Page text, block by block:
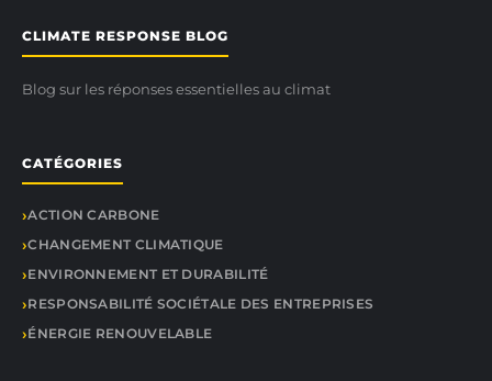
CLIMATE RESPONSE BLOG
Blog sur les réponses essentielles au climat
CATÉGORIES
ACTION CARBONE
CHANGEMENT CLIMATIQUE
ENVIRONNEMENT ET DURABILITÉ
RESPONSABILITÉ SOCIÉTALE DES ENTREPRISES
ÉNERGIE RENOUVELABLE